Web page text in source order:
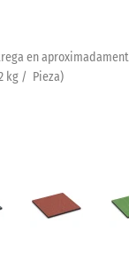
en
kg / Pieza)
grafito
tomate